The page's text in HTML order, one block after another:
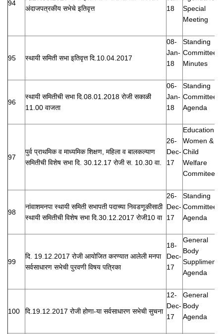
94
अंदाजपत्रकीय सभेचे इतिवृत्त
18
Special
Meeting
95 स्थायी समिती सभा इतिवृत्त दि.10.04.2017
08-
Jan-
18
Standing
Committee
Minutes
96
स्थायी समितीची सभा दि.08.01.2018 रोजी सकाळी
11.00 वाजता
06-
Jan-
18
Standing
Committee
Agenda
97
पुर्व प्राथमिक व माध्यमिक शिक्षण, महिला व बालकल्याण
समितीची विशेष सभा दि. 30.12.17 रोजी स. 10.30 वा.
26-
Dec-
17
Education,
Women &
Child
Welfare
Commitee
98
नांवाशमनपा स्थायी समिती सभापती पदाच्या निवडणूकीसाठी
स्थायी समितीची विशेष सभा दि.30.12.2017 रोजी10 वा
26-
Dec-
17
Standing
Committee
Agenda
99
दि. 19.12.2017 रोजी आयोजित करण्यात आलेली मनपा
सर्वसाधारण सभेची पुरवणी विषय पत्रिका
18-
Dec-
17
General
Body
Suppliment
Agenda
100 दि.19.12.2017 रोजी होणा-या सर्वसाधारण सभेची सुचना
12-
Dec-
17
General
Body
Agenda